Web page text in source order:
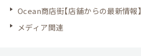
Ocean商店街【店舗からの最新情報】
メディア関連